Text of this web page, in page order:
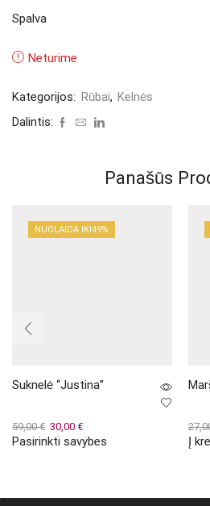
Spalva
Neturime
Kategorijos: Rūbai, Kelnės
Dalintis:
Panašūs
NUOLAIDA IKI 49%
Suknelė “Justina”
59,00€ Original
price
30,00 €Current
price
Pasirinkti savybes Į